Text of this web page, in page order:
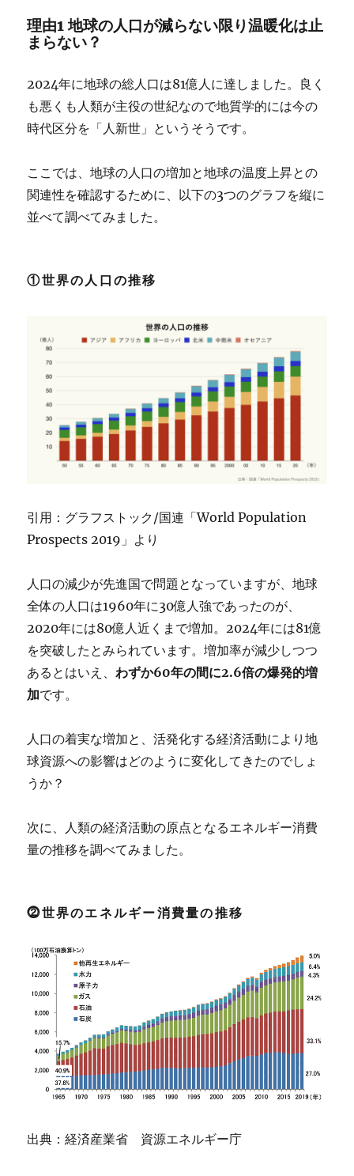
理由1 地球の人口が減らない限り温暖化は止
まらない？
2024年に地球の総人口は81億人に達しました。良く
も悪くも人類が主役の世紀なので地質学的には今の
時代区分を「人新世」というそうです。
ここでは、地球の人口の増加と地球の温度上昇との
関連性を確認するために、以下の3つのグラフを縦に
並べて調べてみました。
①世界の人口の推移
引用：グラフストック/国連「World Population
Prospects 2019」より
人口の減少が先進国で問題となっていますが、地球
全体の人口は1960年に30億人強であったのが、
2020年には80億人近くまで増加。2024年には81億
を突破したとみられています。増加率が減少しつつ
あるとはいえ、わずか60年の間に2.6倍の爆発的増
加です。
人口の着実な増加と、活発化する経済活動により地
球資源への影響はどのように変化してきたのでしょ
うか？
次に、人類の経済活動の原点となるエネルギー消費
量の推移を調べてみました。
⓶世界のエネルギー消費量の推移
出典：経済産業省 資源エネルギー庁